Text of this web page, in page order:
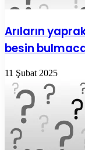
Arıların
besin
11 Şubat 2025